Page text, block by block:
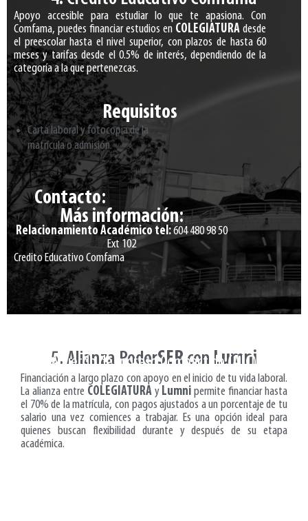
Apoyo accesible para estudiar lo que te apasiona. Con
Comfama, puedes financiar estudios en COLEGIATURA desde
el preescolar hasta el nivel superior, con plazos de hasta 60
meses y tarifas desde el 0.5% de interés, dependiendo de la
categoría a la que pertenezcas.
Requisitos
Carta laboral y fotocopia de la
matrícula o admisión.
Contacto:
Más información:
Relacionamiento Académico tel:604 480 98 50
Ext 102
Credito Educativo Comfama
5. Alianza PoderSER con Lumni
Acuerdo de Ingreso Compartido(AIC)
Financiación a largo plazo con apoyo en el inicio de tu vida laboral.
La alianza entre COLEGIATURAy Lumni permite financiar hasta
el 70% de la matrícula, con pagos ajustados a un porcentaje de tu
salario una vez comiences a trabajar. Es una opción ideal para
quienes buscan flexibilidad durante y después de su etapa
académica.